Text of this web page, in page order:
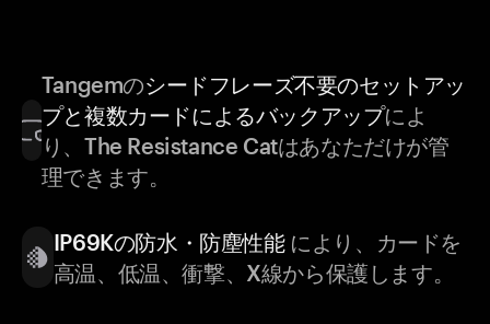
Tangemのシードフレーズ不要のセットアッ
プと複数カードによるバックアップによ
り、The Resistance Catはあなただけが管
理できます。
IP69Kの防水・防塵性能により、カードを
高温、低温、衝撃、X線から保護します。